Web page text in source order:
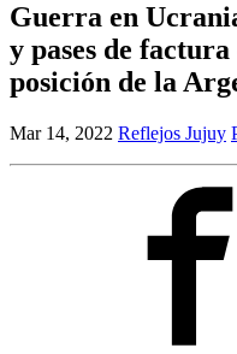
Guerra en
y pases de
posición de la
Mar 14, 2022 Reflejos Jujuy